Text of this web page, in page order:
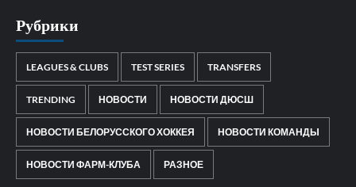
Рубрики
LEAGUES & CLUBS TEST SERIES TRANSFERS
TRENDING НОВОСТИ НОВОСТИ ДЮСШ
НОВОСТИ БЕЛОРУССКОГО ХОККЕЯ НОВОСТИ КОМАНДЫ
НОВОСТИ ФАРМ-КЛУБА РАЗНОЕ